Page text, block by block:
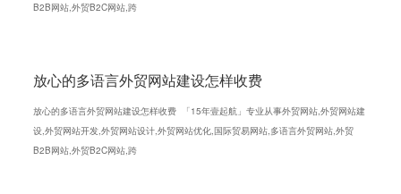
B2B网站,外贸B2C网站,跨
放心的多语言外贸网站建设怎样收费
放心的多语言外贸网站建设怎样收费 「15年壹起航」专业从事外贸网站,外贸网站建
设,外贸网站开发,外贸网站设计,外贸网站优化,国际贸易网站,多语言外贸网站,外贸
B2B网站,外贸B2C网站,跨